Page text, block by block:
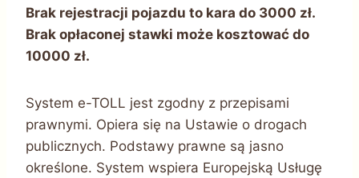
Brak rejestracji pojazdu to kara do 3000 zł.
Brak opłaconej stawki może kosztować do
10000 zł.
System e-TOLL jest zgodny z przepisami
prawnymi. Opiera się na Ustawie o drogach
publicznych. Podstawy prawne są jasno
określone. System wspiera Europejską Usługę